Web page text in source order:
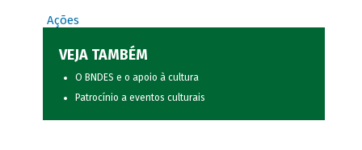
Ações
VEJA TAMBÉM
O BNDES e o apoio à cultura
Patrocínio a eventos culturais